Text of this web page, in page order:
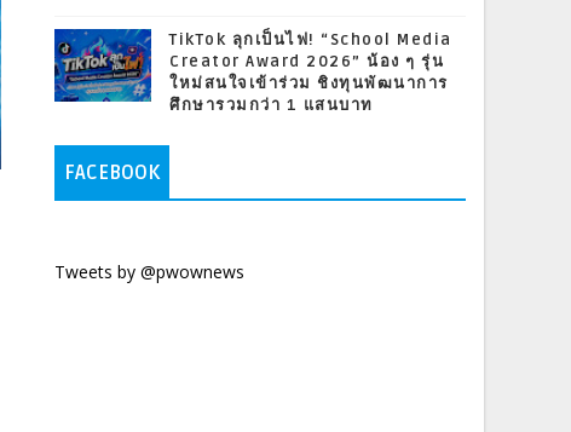
TikTok ลุกเป็นไฟ! “School Media
Creator Award 2026” น้อง ๆ รุ่น
ใหม่สนใจเข้าร่วม ชิงทุนพัฒนาการ
ศึกษารวมกว่า 1 แสนบาท
FACEBOOK
Tweets by @pwownews